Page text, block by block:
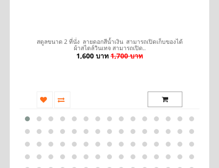
สตูลขนาด 2 ที่นั่ง ลายดอกสีน้ำเงิน สามารถเปิดเก็บของได้
ผ้าสไตล์วินเทจ สามารถเปิด..
1,600 บาท 1,700 บาท